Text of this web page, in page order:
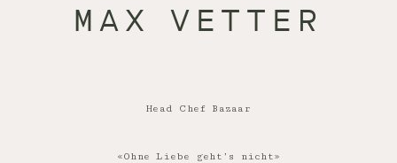
MAX VETTER
Head Chef Bazaar
«Ohne Liebe geht’s nicht»